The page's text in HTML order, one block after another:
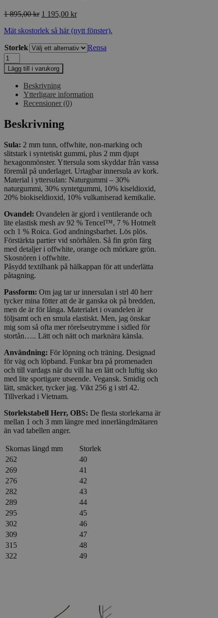
1 895,00kr Det
priset
1
1 195,00 krDet
priset
1
Mät skostorlek så här (nytt fönster).
Storlek
Rensa
Vivobarefoot
Primus
Lite
Knit
Natural
Green
mängd
Lägg till i varukorg
Beskrivning
Ytterligare information
Recensioner (0)
Beskrivning
Sula: 2 mm tunn, offwhite, non-marking och
slitstark i syntetiskt gummi, plus 2 mm djupt
hexagonmönster. Yttersula som skyddar från vassa
föremål på underlaget. Urtagbar innersula av kork.
Material i yttersulan: Naturgummi – 30%
naturgummi, 30% syntetgummi, 10% kiseldioxid,
20% biokiseldioxid, 10% vulkaniserad kemikalie.
Ovandel: Ovandelen är gjord i ventilerande och
lite elastisk mesh av 92 % Tencel™, 7 % Hotmelt
och 1 % Roica. God andningsbarhet. Lös plös.
Förstärkta partier vid snörhålen. Så fin grön färg
med detaljer i offwhite, orange och mörkare grön.
Skosnören i offwhite.
Påsydd textilhank på hälkappan för att underlätta
påtagning.
Passform: Om jag tar ur innersulan i strl 40 herr
tycker mina fötter att de är ganska ok på bredden,
men de är för långa. Materialet i ovandelen är
följsamt och en smula elastiskt. Men, jag önskar
mig som så ofta mer rörelseutrymme i sidled för
stortån….. Lätt och nätt och marknära känsla.
Användning: För löpning och träning. Designad
för väg och löpband. Funkar bra på promenaden
och till vardags när du vill ha en lätt och luftig sko
med lite sportigare utseende. Vegansk. Smidig och
lätt, smäcker, tycker jag. Vikt 256 g i strl 42.
Tillverkad i Vietnam.
Storlekstabell Herr, OBS: De flesta storlekarna är
mellan 1 och 3 mm längre med innerlängdmätaren
än vad tabellen anger.
Skornas längd mm
Storlek
262
40
269
41
276
42
282
43
289
44
295
45
302
46
309
47
315
48
322
49